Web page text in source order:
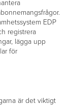
EDP
registrera
lägga upp
för
är det viktigt